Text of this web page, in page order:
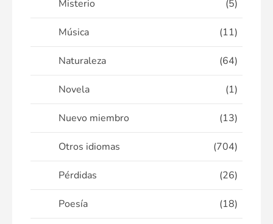
Misterio (5)
Música (11)
Naturaleza (64)
Novela (1)
Nuevo miembro (13)
Otros idiomas (704)
Pérdidas (26)
Poesía (18)